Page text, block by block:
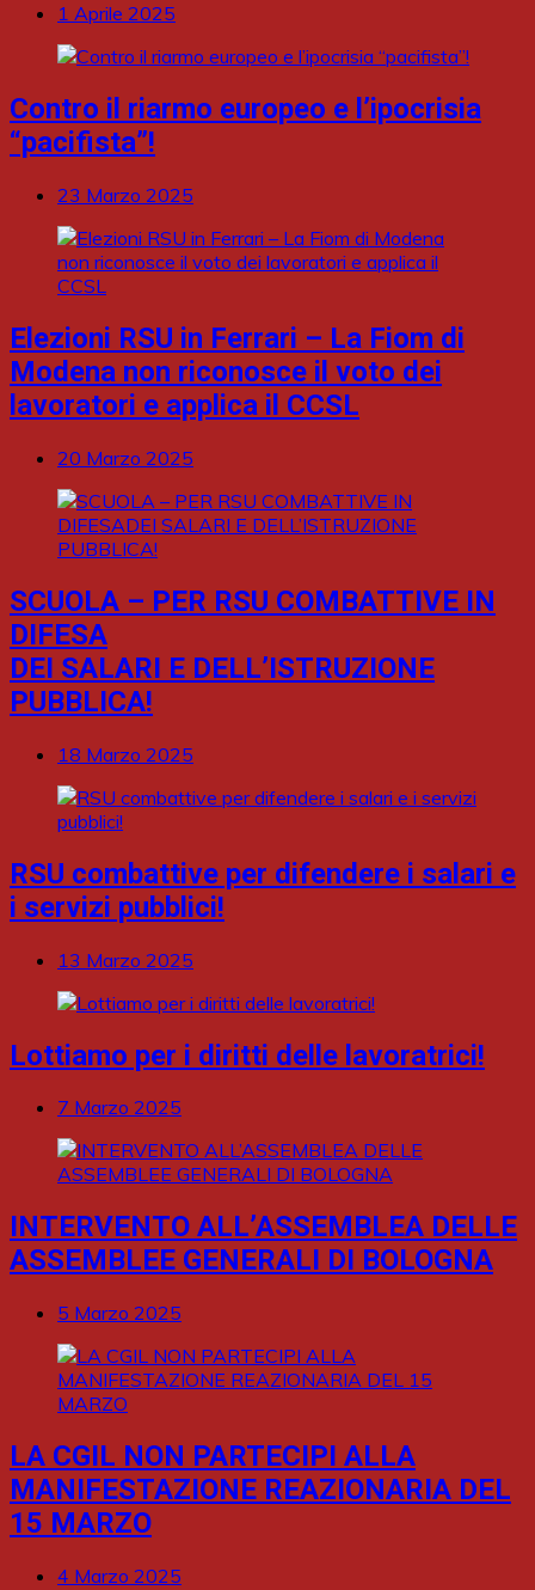
1 Aprile 2025
Contro il riarmo europeo e l’ipocrisia
“pacifista”!
23 Marzo 2025
Elezioni RSU in Ferrari – La Fiom di
Modena non riconosce il voto dei
lavoratori e applica il CCSL
20 Marzo 2025
SCUOLA – PER RSU COMBATTIVE IN
DIFESA
DEI SALARI E DELL’ISTRUZIONE
PUBBLICA!
18 Marzo 2025
RSU combattive per difendere i salari e
i servizi pubblici!
13 Marzo 2025
Lottiamo per i diritti delle lavoratrici!
7 Marzo 2025
INTERVENTO ALL’ASSEMBLEA DELLE
ASSEMBLEE GENERALI DI BOLOGNA
5 Marzo 2025
LA CGIL NON PARTECIPI ALLA
MANIFESTAZIONE REAZIONARIA DEL
15 MARZO
4 Marzo 2025